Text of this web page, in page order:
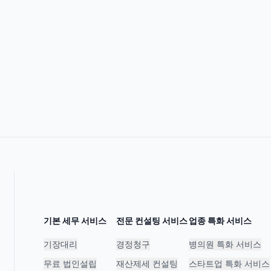
기본 세무 서비스
기장대리
무료 법인설립
전문 컨설팅 서비스
경정청구
재산제세 컨설팅
업종 특화 서비스
병의원 특화 서비스
스타트업 특화 서비스